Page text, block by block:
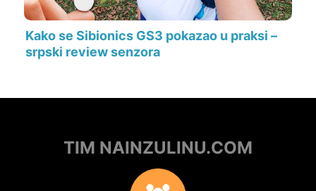
Kako se Sibionics GS3 pokazao u praksi –
srpski review senzora
TIM NAINZULINU.COM